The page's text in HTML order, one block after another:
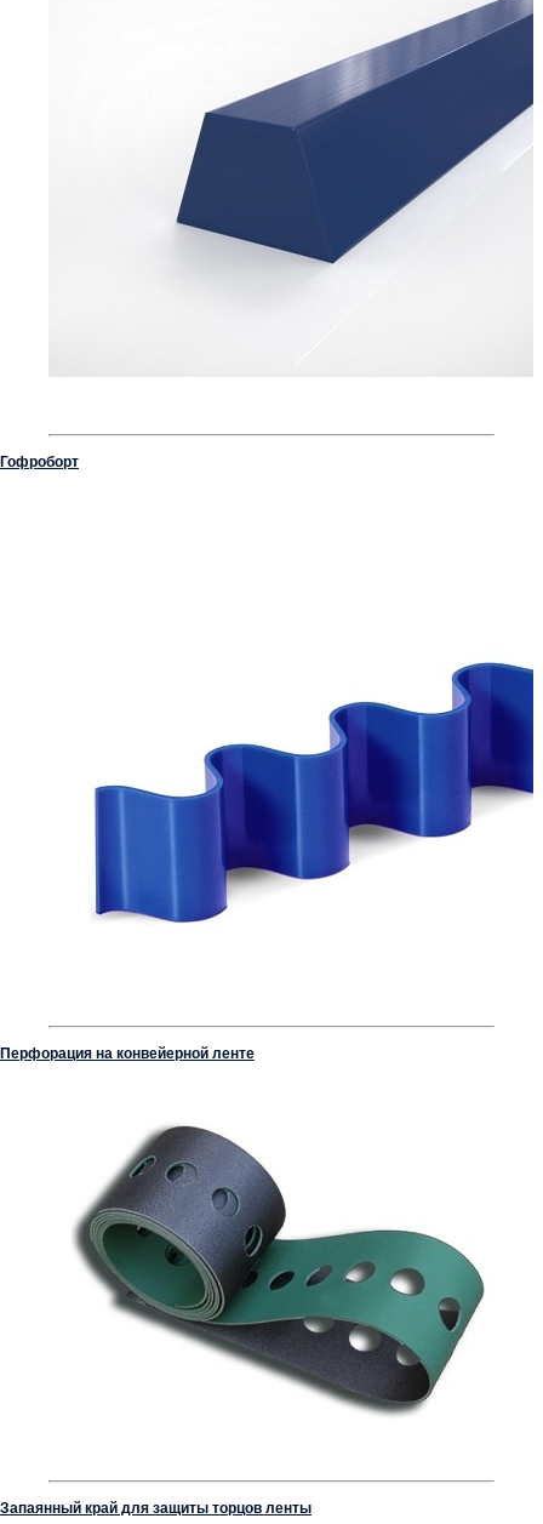
Гофроборт
Перфорация на конвейерной ленте
Запаянный край для защиты торцов ленты